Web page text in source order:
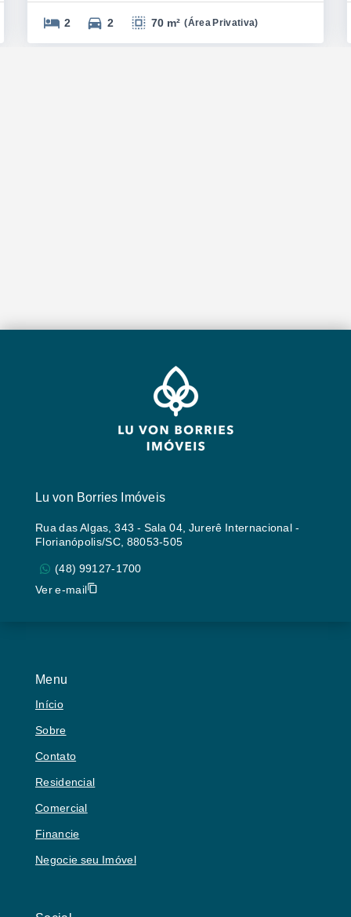
2 2 70 m² (Área Privativa)
Menu
Início
Sobre
Contato
Residencial
Comercial
Financie
Negocie seu Imóvel
Lu von Borries Imóveis
Rua das Algas, 343 - Sala 04, Jurerê Internacional -
Florianópolis/SC, 88053-505
(48) 99127-1700
Ver e-mail